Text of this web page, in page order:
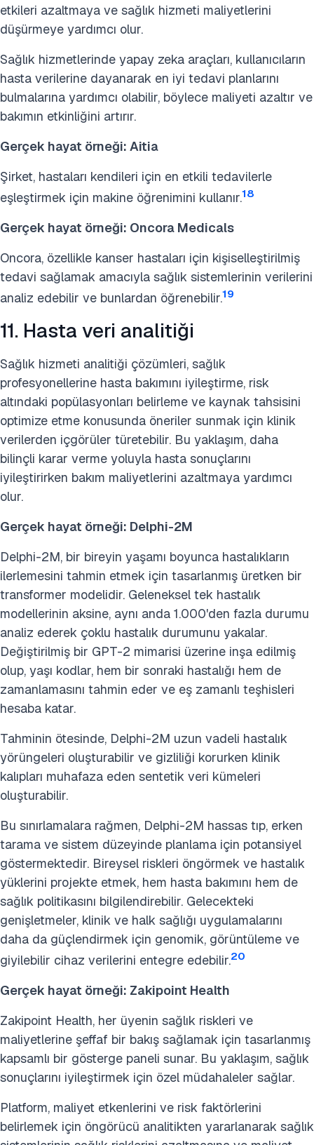
etkileri azaltmaya ve sağlık hizmeti maliyetlerini
düşürmeye yardımcı olur.
Sağlık hizmetlerinde yapay zeka araçları, kullanıcıların
hasta verilerine dayanarak en iyi tedavi planlarını
bulmalarına yardımcı olabilir, böylece maliyeti azaltır ve
bakımın etkinliğini artırır.
Gerçek hayat örneği: Aitia
Şirket, hastaları kendileri için en etkili tedavilerle
eşleştirmek için makine öğrenimini kullanır.18
Gerçek hayat örneği: Oncora Medicals
Oncora, özellikle kanser hastaları için kişiselleştirilmiş
tedavi sağlamak amacıyla sağlık sistemlerinin verilerini
analiz edebilir ve bunlardan öğrenebilir.19
11. Hasta veri analitiği
Sağlık hizmeti analitiği çözümleri, sağlık
profesyonellerine hasta bakımını iyileştirme, risk
altındaki popülasyonları belirleme ve kaynak tahsisini
optimize etme konusunda öneriler sunmak için klinik
verilerden içgörüler türetebilir. Bu yaklaşım, daha
bilinçli karar verme yoluyla hasta sonuçlarını
iyileştirirken bakım maliyetlerini azaltmaya yardımcı
olur.
Gerçek hayat örneği: Delphi-2M
Delphi-2M, bir bireyin yaşamı boyunca hastalıkların
ilerlemesini tahmin etmek için tasarlanmış üretken bir
transformer modelidir. Geleneksel tek hastalık
modellerinin aksine, aynı anda 1.000'den fazla durumu
analiz ederek çoklu hastalık durumunu yakalar.
Değiştirilmiş bir GPT-2 mimarisi üzerine inşa edilmiş
olup, yaşı kodlar, hem bir sonraki hastalığı hem de
zamanlamasını tahmin eder ve eş zamanlı teşhisleri
hesaba katar.
Tahminin ötesinde, Delphi-2M uzun vadeli hastalık
yörüngeleri oluşturabilir ve gizliliği korurken klinik
kalıpları muhafaza eden sentetik veri kümeleri
oluşturabilir.
Bu sınırlamalara rağmen, Delphi-2M hassas tıp, erken
tarama ve sistem düzeyinde planlama için potansiyel
göstermektedir. Bireysel riskleri öngörmek ve hastalık
yüklerini projekte etmek, hem hasta bakımını hem de
sağlık politikasını bilgilendirebilir. Gelecekteki
genişletmeler, klinik ve halk sağlığı uygulamalarını
daha da güçlendirmek için genomik, görüntüleme ve
giyilebilir cihaz verilerini entegre edebilir.20
Gerçek hayat örneği: Zakipoint Health
Zakipoint Health, her üyenin sağlık riskleri ve
maliyetlerine şeffaf bir bakış sağlamak için tasarlanmış
kapsamlı bir gösterge paneli sunar. Bu yaklaşım, sağlık
sonuçlarını iyileştirmek için özel müdahaleler sağlar.
Platform, maliyet etkenlerini ve risk faktörlerini
belirlemek için öngörücü analitikten yararlanarak sağlık